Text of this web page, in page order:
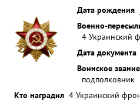
Дата рождения
Военно-
4 Украинский
Дата документа
Воинское звание
подполковник
Кто наградил 4 Украинский